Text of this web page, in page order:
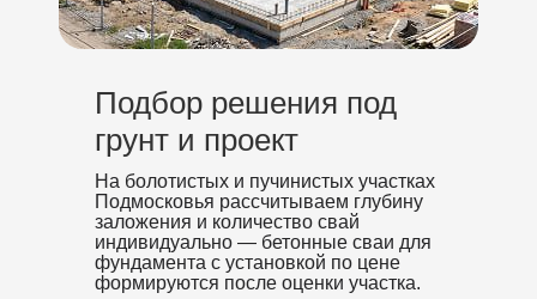
Подбор решения под
грунт и проект
На болотистых и пучинистых участках
Подмосковья рассчитываем глубину
заложения и количество свай
индивидуально — бетонные сваи для
фундамента с установкой по цене
формируются после оценки участка.